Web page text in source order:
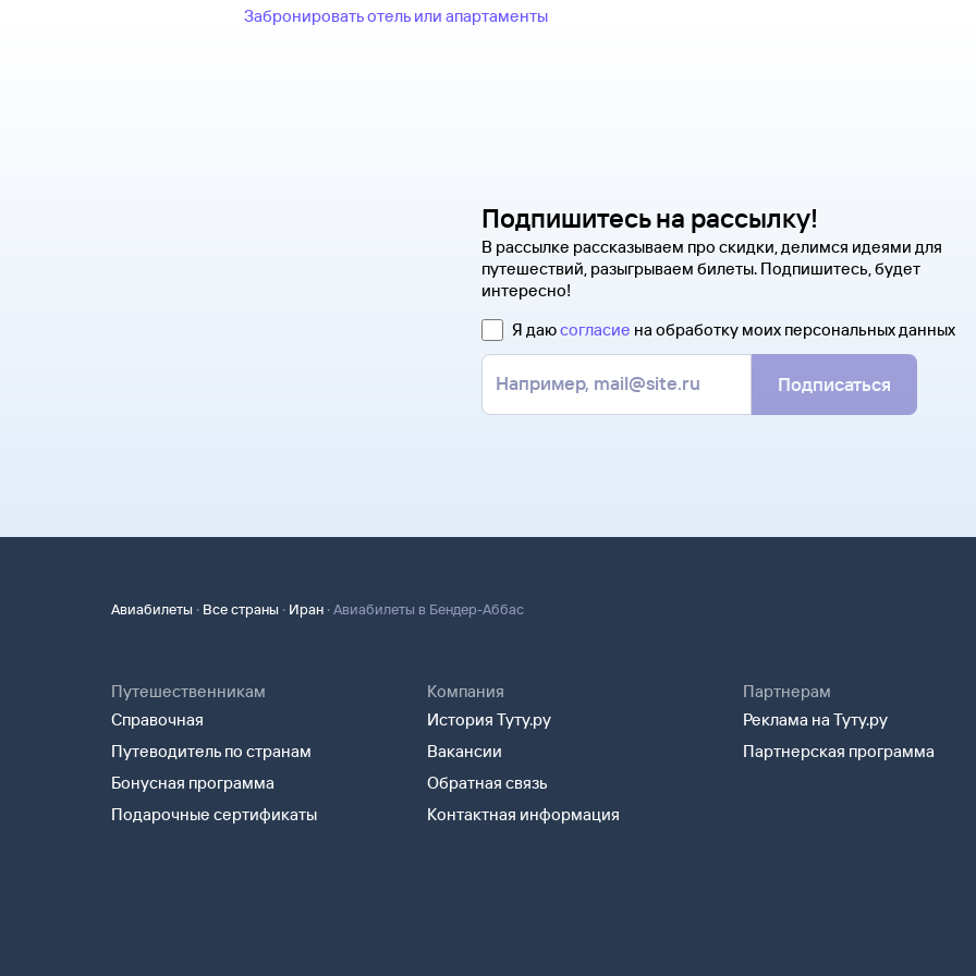
Забронировать отель или апартаменты
Подпишитесь на рассылку!
В рассылке рассказываем про скидки, делимся идеями для
путешествий, разыгрываем билеты. Подпишитесь, будет
интересно!
Я даюсогласие на обработку моих персональных данных
Подписаться
Авиабилеты · Все страны · Иран ·Авиабилеты в Бендер-Аббас
Путешественникам
Справочная
Путеводитель по странам
Бонусная программа
Подарочные сертификаты
Компания
История Туту.ру
Вакансии
Обратная связь
Контактная информация
Партнерам
Реклама на Туту.ру
Партнерская программа